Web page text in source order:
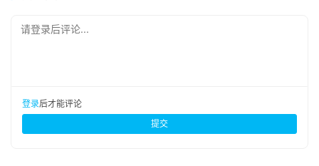
请登录后评论...
登录后才能评论
提交